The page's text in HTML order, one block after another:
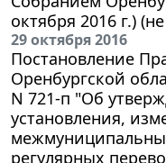
октября 2016 г.)
29 октября 2016
Постановление
Оренбургской
N 721-п "Об
установления,
регулярных